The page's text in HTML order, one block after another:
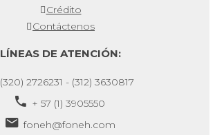
Crédito
Contáctenos
LÍNEAS DE ATENCIÓN:
(320) 2726231 - (312) 3630817
+ 57 (1) 3905550
foneh@foneh.com